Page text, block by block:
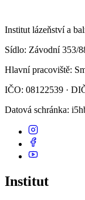
Institut lázeňství a
Sídlo: Závodní 353/
Hlavní pracoviště:
IČO: 08122539 ·
Datová schránka:
Institut